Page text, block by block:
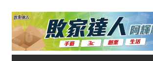
Skip
content